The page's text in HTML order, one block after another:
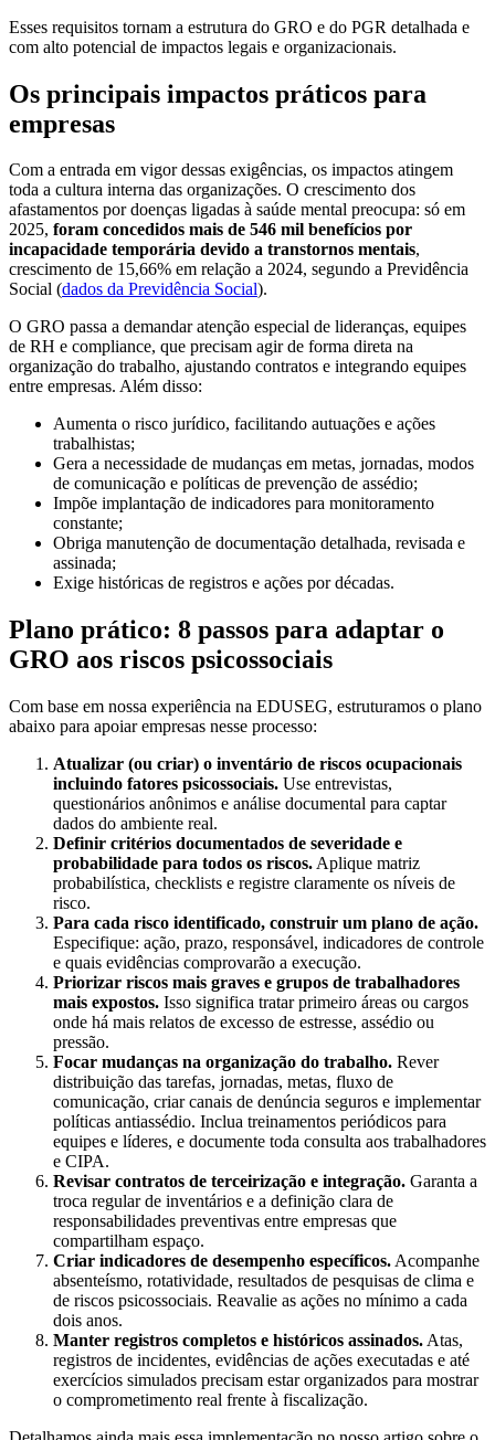
Esses requisitos tornam a estrutura do GRO e do PGR detalhada e
com alto potencial de impactos legais e organizacionais.
Os principais impactos práticos para
empresas
Com a entrada em vigor dessas exigências, os impactos atingem
toda a cultura interna das organizações. O crescimento dos
afastamentos por doenças ligadas à saúde mental preocupa: só em
2025, foram concedidos mais de 546 mil benefícios por
incapacidade temporária devido a transtornos mentais,
crescimento de 15,66% em relação a 2024, segundo a Previdência
Social (dados da Previdência Social).
O GRO passa a demandar atenção especial de lideranças, equipes
de RH e compliance, que precisam agir de forma direta na
organização do trabalho, ajustando contratos e integrando equipes
entre empresas. Além disso:
Aumenta o risco jurídico, facilitando autuações e ações
trabalhistas;
Gera a necessidade de mudanças em metas, jornadas, modos
de comunicação e políticas de prevenção de assédio;
Impõe implantação de indicadores para monitoramento
constante;
Obriga manutenção de documentação detalhada, revisada e
assinada;
Exige históricas de registros e ações por décadas.
Plano prático: 8 passos para adaptar o
GRO aos riscos psicossociais
Com base em nossa experiência na EDUSEG, estruturamos o plano
abaixo para apoiar empresas nesse processo:
Atualizar (ou criar) o inventário de riscos ocupacionais
incluindo fatores psicossociais. Use entrevistas,
questionários anônimos e análise documental para captar
dados do ambiente real.
Definir critérios documentados de severidade e
probabilidade para todos os riscos. Aplique matriz
probabilística, checklists e registre claramente os níveis de
risco.
Para cada risco identificado, construir um plano de ação.
Especifique: ação, prazo, responsável, indicadores de controle
e quais evidências comprovarão a execução.
Priorizar riscos mais graves e grupos de trabalhadores
mais expostos. Isso significa tratar primeiro áreas ou cargos
onde há mais relatos de excesso de estresse, assédio ou
pressão.
Focar mudanças na organização do trabalho. Rever
distribuição das tarefas, jornadas, metas, fluxo de
comunicação, criar canais de denúncia seguros e implementar
políticas antiassédio. Inclua treinamentos periódicos para
equipes e líderes, e documente toda consulta aos trabalhadores
e CIPA.
Revisar contratos de terceirização e integração. Garanta a
troca regular de inventários e a definição clara de
responsabilidades preventivas entre empresas que
compartilham espaço.
Criar indicadores de desempenho específicos. Acompanhe
absenteísmo, rotatividade, resultados de pesquisas de clima e
de riscos psicossociais. Reavalie as ações no mínimo a cada
dois anos.
Manter registros completos e históricos assinados. Atas,
registros de incidentes, evidências de ações executadas e até
exercícios simulados precisam estar organizados para mostrar
o comprometimento real frente à fiscalização.